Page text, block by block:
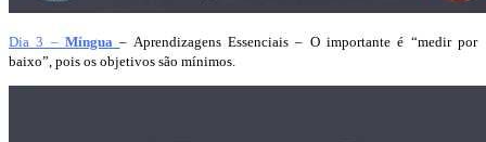
Dia 3 – Míngua – Aprendizagens Essenciais – O importante é “medir por
baixo”, pois os objetivos são mínimos.